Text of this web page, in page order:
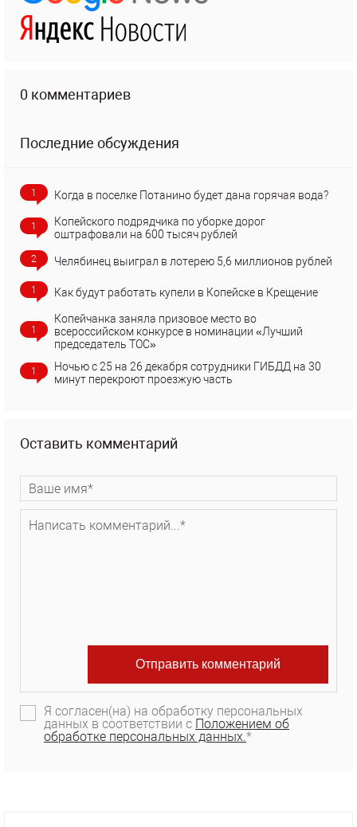
0 комментариев
Последние обсуждения
1 Когда в поселке Потанино будет дана горячая вода?
1
Копейского подрядчика по уборке дорог
оштрафовали на 600 тысяч рублей
2 Челябинец выиграл в лотерею 5,6 миллионов рублей
1 Как будут работать купели в Копейске в Крещение
1
Копейчанка заняла призовое место во
всероссийском конкурсе в номинации «Лучший
председатель ТОС»
1
Ночью с 25 на 26 декабря сотрудники ГИБДД на 30
минут перекроют проезжую часть
Оставить комментарий
Я согласен(на) на обработку персональных
данных в соответствии с Положением об
обработке персональных данных.*